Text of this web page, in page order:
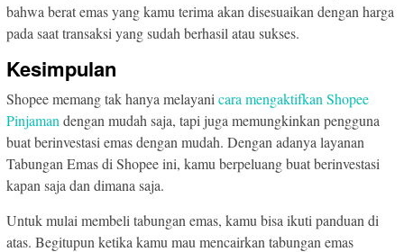
bahwa berat emas yang kamu terima akan disesuaikan dengan harga
pada saat transaksi yang sudah berhasil atau sukses.
Kesimpulan
Shopee memang tak hanya melayani cara mengaktifkan Shopee
Pinjaman dengan mudah saja, tapi juga memungkinkan pengguna
buat berinvestasi emas dengan mudah. Dengan adanya layanan
Tabungan Emas di Shopee ini, kamu berpeluang buat berinvestasi
kapan saja dan dimana saja.
Untuk mulai membeli tabungan emas, kamu bisa ikuti panduan di
atas. Begitupun ketika kamu mau mencairkan tabungan emas